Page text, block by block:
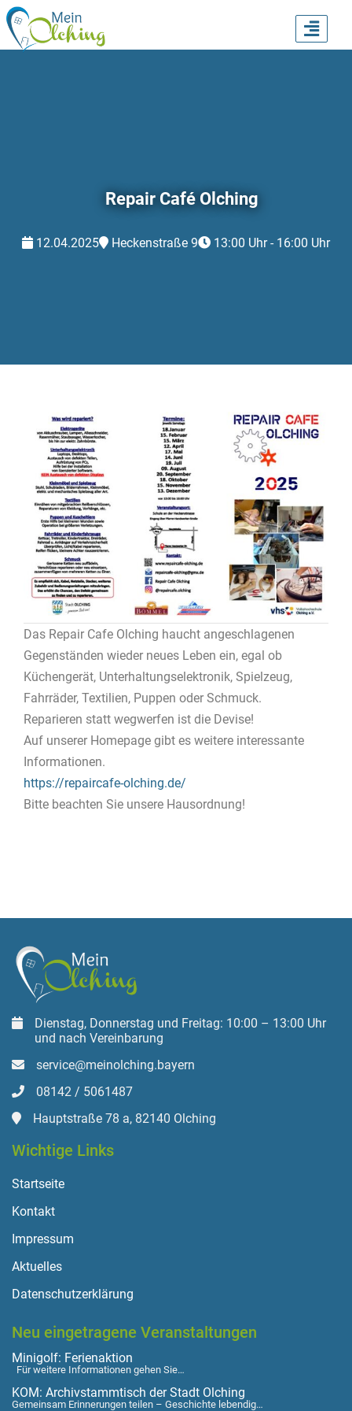
Repair Café Olching
12.04.2025 Heckenstraße 9 13:00 Uhr - 16:00 Uhr
Das Repair Cafe Olching haucht angeschlagenen
Gegenständen wieder neues Leben ein, egal ob
Küchengerät, Unterhaltungselektronik, Spielzeug,
Fahrräder, Textilien, Puppen oder Schmuck.
Reparieren statt wegwerfen ist die Devise!
Auf unserer Homepage gibt es weitere interessante
Informationen.
https://repaircafe-olching.de/
Bitte beachten Sie unsere Hausordnung!
Dienstag, Donnerstag und Freitag: 10:00 – 13:00 Uhr
und nach Vereinbarung
service@meinolching.bayern
08142 / 5061487
Hauptstraße 78 a, 82140 Olching
Wichtige Links
Startseite
Kontakt
Impressum
Aktuelles
Datenschutzerklärung
Neu eingetragene Veranstaltungen
Minigolf: Ferienaktion
Für weitere Informationen gehen Sie…
KOM: Archivstammtisch der Stadt Olching
Gemeinsam Erinnerungen teilen – Geschichte lebendig…